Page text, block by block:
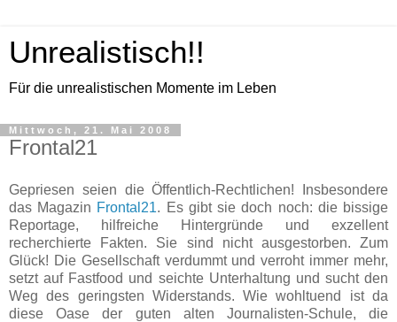
Unrealistisch!!
Für die unrealistischen Momente im Leben
Mittwoch, 21. Mai 2008
Frontal21
Gepriesen seien die Öffentlich-Rechtlichen! Insbesondere
das Magazin Frontal21. Es gibt sie doch noch: die bissige
Reportage, hilfreiche Hintergründe und exzellent
recherchierte Fakten. Sie sind nicht ausgestorben. Zum
Glück! Die Gesellschaft verdummt und verroht immer mehr,
setzt auf Fastfood und seichte Unterhaltung und sucht den
Weg des geringsten Widerstands. Wie wohltuend ist da
diese Oase der guten alten Journalisten-Schule, die